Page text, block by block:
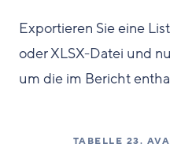
Exportieren Sie eine
oder XLSX-Datei und
um die im Bericht
TABELLE 23.